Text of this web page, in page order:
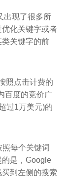
出现了很多所
化关键字或者
关键字的前
照点击计费的
百度的竞价广
过1万美元)的
每个关键词
是，Google
到左侧的搜索